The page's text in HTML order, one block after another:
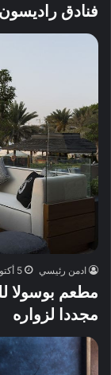
فنادق
ادمن رئيسي 5 أكتوبر, 2015
مطعم بوسولا
مجددا لزواره